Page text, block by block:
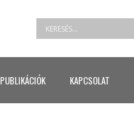
PUBLIKÁCIÓK KAPCSOLAT